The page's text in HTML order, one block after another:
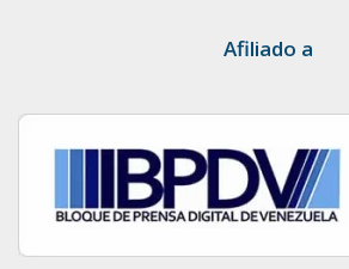
Afiliado a